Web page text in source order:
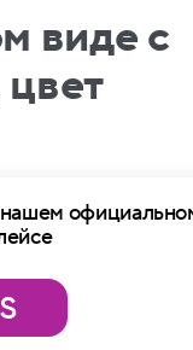
виде с